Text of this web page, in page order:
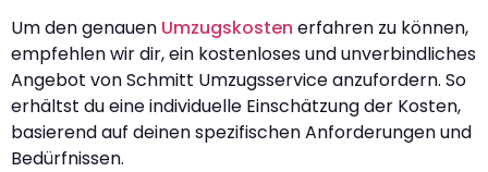
Um den genauen Umzugskosten erfahren zu können,
empfehlen wir dir, ein kostenloses und unverbindliches
Angebot von Schmitt Umzugsservice anzufordern. So
erhältst du eine individuelle Einschätzung der Kosten,
basierend auf deinen spezifischen Anforderungen und
Bedürfnissen.